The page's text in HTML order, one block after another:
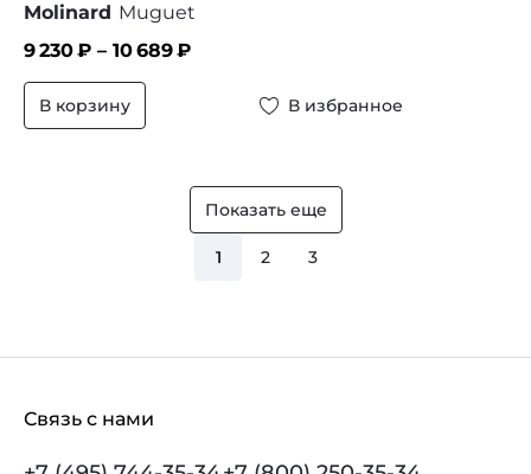
Molinard Muguet
9 230₽ – 10 689₽
В корзину В избранное
Показать еще
1 2 3
Связь с нами